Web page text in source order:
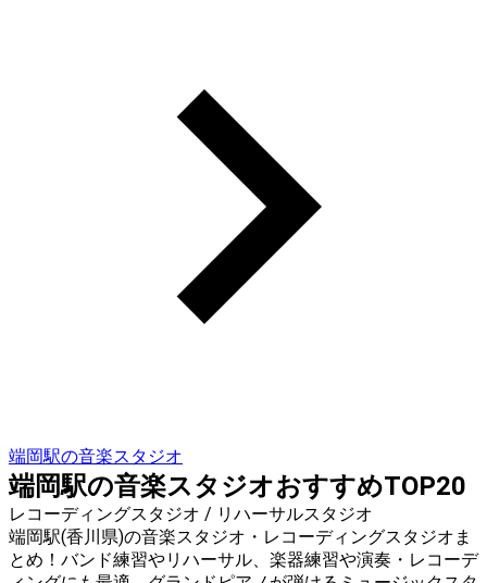
端岡駅の音楽スタジオ
端岡駅の音楽スタジオおすすめTOP20
レコーディングスタジオ / リハーサルスタジオ
端岡駅(香川県)の音楽スタジオ・レコーディングスタジオま
とめ！バンド練習やリハーサル、楽器練習や演奏・レコーデ